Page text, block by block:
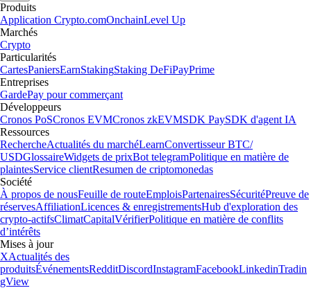
Produits
Application Crypto.comOnchainLevel Up
Marchés
Crypto
Particularités
CartesPaniersEarnStakingStaking DeFiPayPrime
Entreprises
GardePay pour commerçant
Développeurs
Cronos PoSCronos EVMCronos zkEVMSDK PaySDK d'agent IA
Ressources
RechercheActualités du marchéLearnConvertisseur BTC/
USDGlossaireWidgets de prixBot telegramPolitique en matière de
plaintesService clientResumen de criptomonedas
Société
À propos de nousFeuille de routeEmploisPartenairesSécuritéPreuve de
réservesAffiliationLicences & enregistrementsHub d'exploration des
crypto-actifsClimatCapitalVérifierPolitique en matière de conflits
d’intérêts
Mises à jour
XActualités des
produitsÉvénementsRedditDiscordInstagramFacebookLinkedinTradin
gView